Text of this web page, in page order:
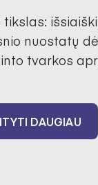
tikslas:
nuostatų
tvarkos
DAUGIAU